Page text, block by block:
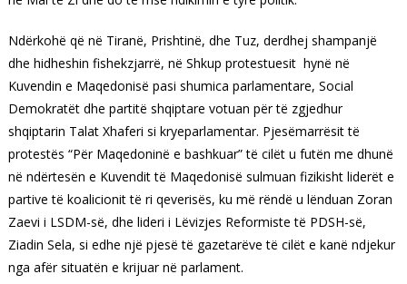
Ndërkohë që në Tiranë, Prishtinë, dhe Tuz, derdhej shampanjë
dhe hidheshin fishekzjarrë, në Shkup protestuesit hynë në
Kuvendin e Maqedonisë pasi shumica parlamentare, Social
Demokratët dhe partitë shqiptare votuan për të zgjedhur
shqiptarin Talat Xhaferi si kryeparlamentar. Pjesëmarrësit të
protestës “Për Maqedoninë e bashkuar” të cilët u futën me dhunë
në ndërtesën e Kuvendit të Maqedonisë sulmuan fizikisht liderët e
partive të koalicionit të ri qeverisës, ku më rëndë u lënduan Zoran
Zaevi i LSDM-së, dhe lideri i Lëvizjes Reformiste të PDSH-së,
Ziadin Sela, si edhe një pjesë të gazetarëve të cilët e kanë ndjekur
nga afër situatën e krijuar në parlament.